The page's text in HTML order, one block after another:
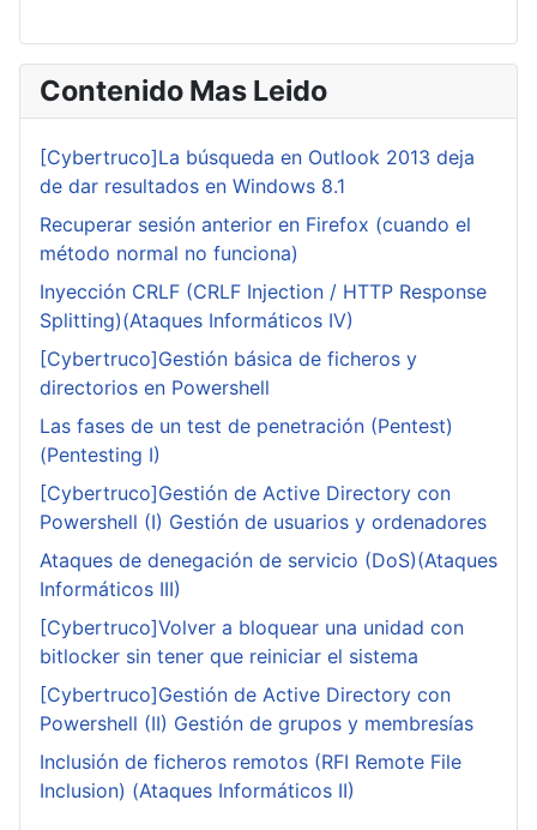
Contenido Mas Leido
[Cybertruco]La búsqueda en Outlook 2013 deja
de dar resultados en Windows 8.1
Recuperar sesión anterior en Firefox (cuando el
método normal no funciona)
Inyección CRLF (CRLF Injection / HTTP Response
Splitting)(Ataques Informáticos IV)
[Cybertruco]Gestión básica de ficheros y
directorios en Powershell
Las fases de un test de penetración (Pentest)
(Pentesting I)
[Cybertruco]Gestión de Active Directory con
Powershell (I) Gestión de usuarios y ordenadores
Ataques de denegación de servicio (DoS)(Ataques
Informáticos III)
[Cybertruco]Volver a bloquear una unidad con
bitlocker sin tener que reiniciar el sistema
[Cybertruco]Gestión de Active Directory con
Powershell (II) Gestión de grupos y membresías
Inclusión de ficheros remotos (RFI Remote File
Inclusion) (Ataques Informáticos II)